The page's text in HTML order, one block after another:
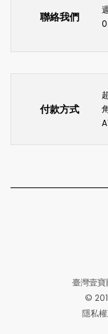
聯絡我們
付款方式
臺灣壹寶
©
隱私